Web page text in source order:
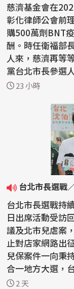
慈濟基金會在
彰化律師公會前
購500萬劑BNT
酬。時任衛福部
人來，慈濟再等等
黨台北市長參選
中示警提...
23 小時
台北市長選戰
台北市長選戰持
日出席活動受訪
議及北市兒虐案
止對店家網路出
兒保案件一向秉持
合一地方大選，
選人...
2 天